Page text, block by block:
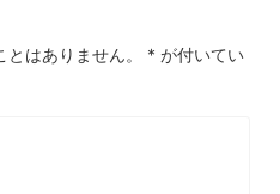
はありません。 * が付いてい